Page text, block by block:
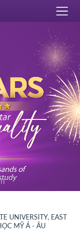
UNIVERSITY, EAST
MỸ Á - ÂU